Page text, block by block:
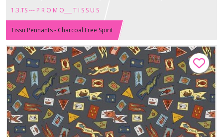
1.3.TS --- P R O M O___ T I S S U S
Tissu Pennants - Charcoal Free Spirit